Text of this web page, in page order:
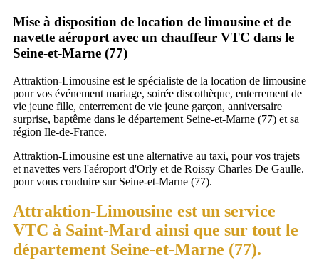
Mise à disposition de location de limousine et de
navette aéroport avec un chauffeur VTC dans le
Seine-et-Marne (77)
Attraktion-Limousine est le spécialiste de la location de limousine
pour vos événement mariage, soirée discothèque, enterrement de
vie jeune fille, enterrement de vie jeune garçon, anniversaire
surprise, baptême dans le département Seine-et-Marne (77) et sa
région Ile-de-France.
Attraktion-Limousine est une alternative au taxi, pour vos trajets
et navettes vers l'aéroport d'Orly et de Roissy Charles De Gaulle.
pour vous conduire sur Seine-et-Marne (77).
Attraktion-Limousine est un service
VTC à Saint-Mard ainsi que sur tout le
département Seine-et-Marne (77).